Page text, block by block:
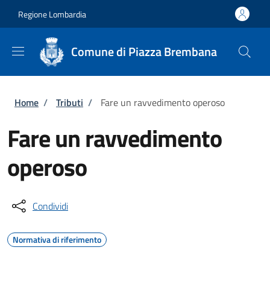
Regione Lombardia
Comune di Piazza Brembana
Briciole di pane
Home / Tributi / Fare un ravvedimento operoso
Fare un ravvedimento
operoso
Condividi
Normativa di riferimento